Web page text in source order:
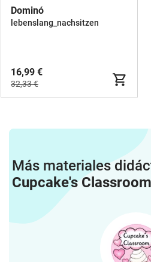
Dominó
lebenslang_nachsitzen
16,99 €
32,33 €
Más materiales
Cupcake's Classroom